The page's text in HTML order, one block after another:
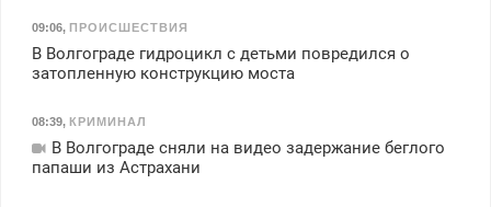
09:06, ПРОИСШЕСТВИЯ
В Волгограде гидроцикл с детьми повредился о
затопленную конструкцию моста
08:39, КРИМИНАЛ
В Волгограде сняли на видео задержание беглого
папаши из Астрахани